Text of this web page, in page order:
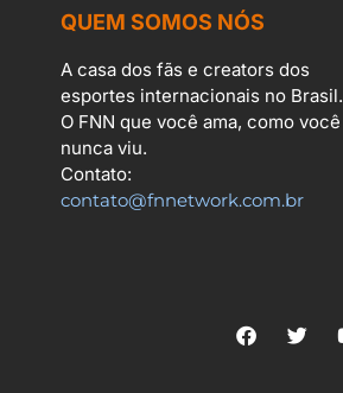
QUEM SOMOS NÓS
A casa dos fãs e creators dos
esportes internacionais no Brasil.
O FNN que você ama, como você
nunca viu.
Contato:
contato@fnnetwork.com.br